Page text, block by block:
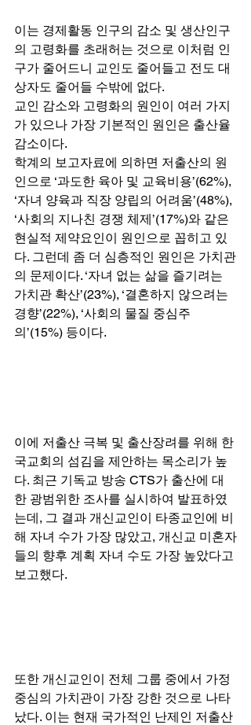
이는 경제활동 인구의 감소 및 생산인구
의 고령화를 초래허는 것으로 이처럼 인
구가 줄어드니 교인도 줄어들고 전도 대
상자도 줄어들 수밖에 없다.
교인 감소와 고령화의 원인이 여러 가지
가 있으나 가장 기본적인 원인은 출산율
감소이다.
학계의 보고자료에 의하면 저출산의 원
인으로 ‘과도한 육아 및 교육비용’(62%),
‘자녀 양육과 직장 양립의 어려움’(48%),
‘사회의 지나친 경쟁 체제’(17%)와 같은
현실적 제약요인이 원인으로 꼽히고 있
다. 그런데 좀 더 심층적인 원인은 가치관
의 문제이다. ‘자녀 없는 삶을 즐기려는
가치관 확산’(23%), ‘결혼하지 않으려는
경향’(22%), ‘사회의 물질 중심주
의’(15%) 등이다.
이에 저출산 극복 및 출산장려를 위해 한
국교회의 섬김을 제안하는 목소리가 높
다. 최근 기독교 방송 CTS가 출산에 대
한 광범위한 조사를 실시하여 발표하였
는데, 그 결과 개신교인이 타종교인에 비
해 자녀 수가 가장 많았고, 개신교 미혼자
들의 향후 계획 자녀 수도 가장 높았다고
보고했다.
또한 개신교인이 전체 그룹 중에서 가정
중심의 가치관이 가장 강한 것으로 나타
났다. 이는 현재 국가적인 난제인 저출산